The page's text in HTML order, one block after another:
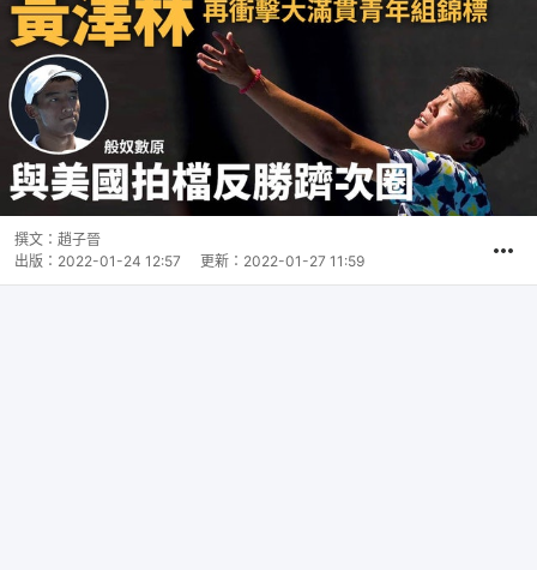
撰文： 趙子晉
出版： 2022-01-24 12:57 更新： 2022-01-27 11:59